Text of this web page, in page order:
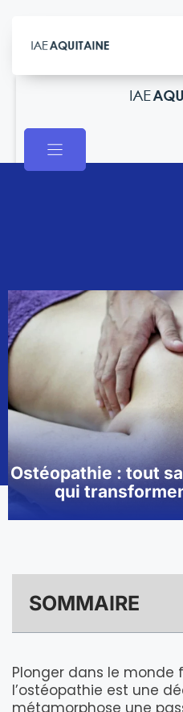
Ostéopathie : tout
qui
SOMMAIRE
Plonger dans le monde
l’ostéopathie est une
métamorphose une